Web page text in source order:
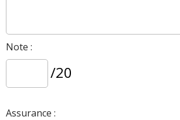
Note :
/20
Assurance :